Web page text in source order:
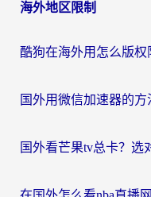
海外地区限制